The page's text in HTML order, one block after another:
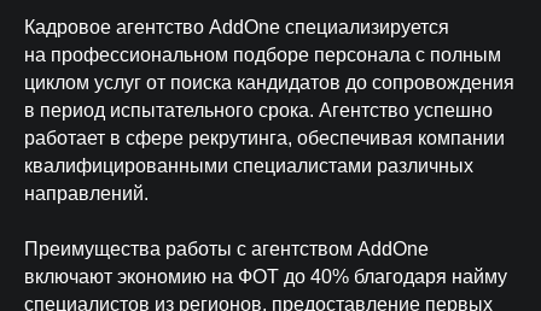
Комплексное сопровождение
От ежедневных отчетов до системы
адаптации и KPI
Кадровое агентство AddOne специализируется
на профессиональном подборе персонала с полным
циклом услуг от поиска кандидатов до сопровождения
в период испытательного срока. Агентство успешно
работает в сфере рекрутинга, обеспечивая компании
квалифицированными специалистами различных
направлений.
Преимущества работы с агентством AddOne
включают экономию на ФОТ до 40% благодаря найму
специалистов из регионов, предоставление первых